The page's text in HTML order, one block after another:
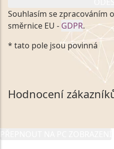
Souhlasím se zpracováním
směrnice EU - GDPR.
Kliknutím na výše uvedený
zákonem č. 101/2000 Sb. v
souhlasím se zpracováním
mých osobních údajů,
společnosti VVDiamonds
údaje poskytuji společnosti
* tato pole jsou povinná
Hodnocení